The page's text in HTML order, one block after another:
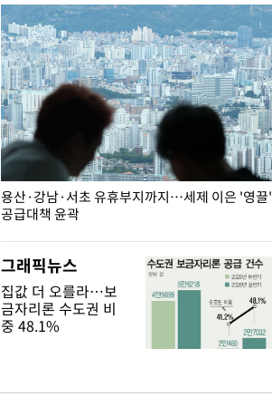
용산·강남·서초 유휴부지까지…세제 이은 '영끌'
공급대책 윤곽
그래픽뉴스
집값 더 오를라…보
금자리론 수도권 비
중 48.1%